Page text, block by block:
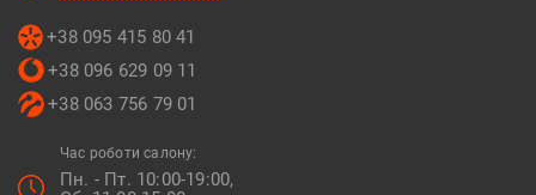
+38 095 415 80 41
+38 096 629 09 11
+38 063 756 79 01
Час роботи салону:
Пн. - Пт. 10:00-19:00,